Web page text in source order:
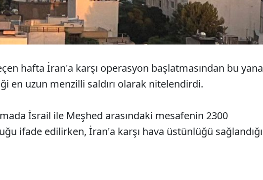
hafta İran'a karşı operasyon başlatmasından bu yana
en uzun menzilli saldırı olarak nitelendirdi.
İsrail ile Meşhed arasındaki mesafenin 2300
ifade edilirken, İran'a karşı hava üstünlüğü sağlandığı